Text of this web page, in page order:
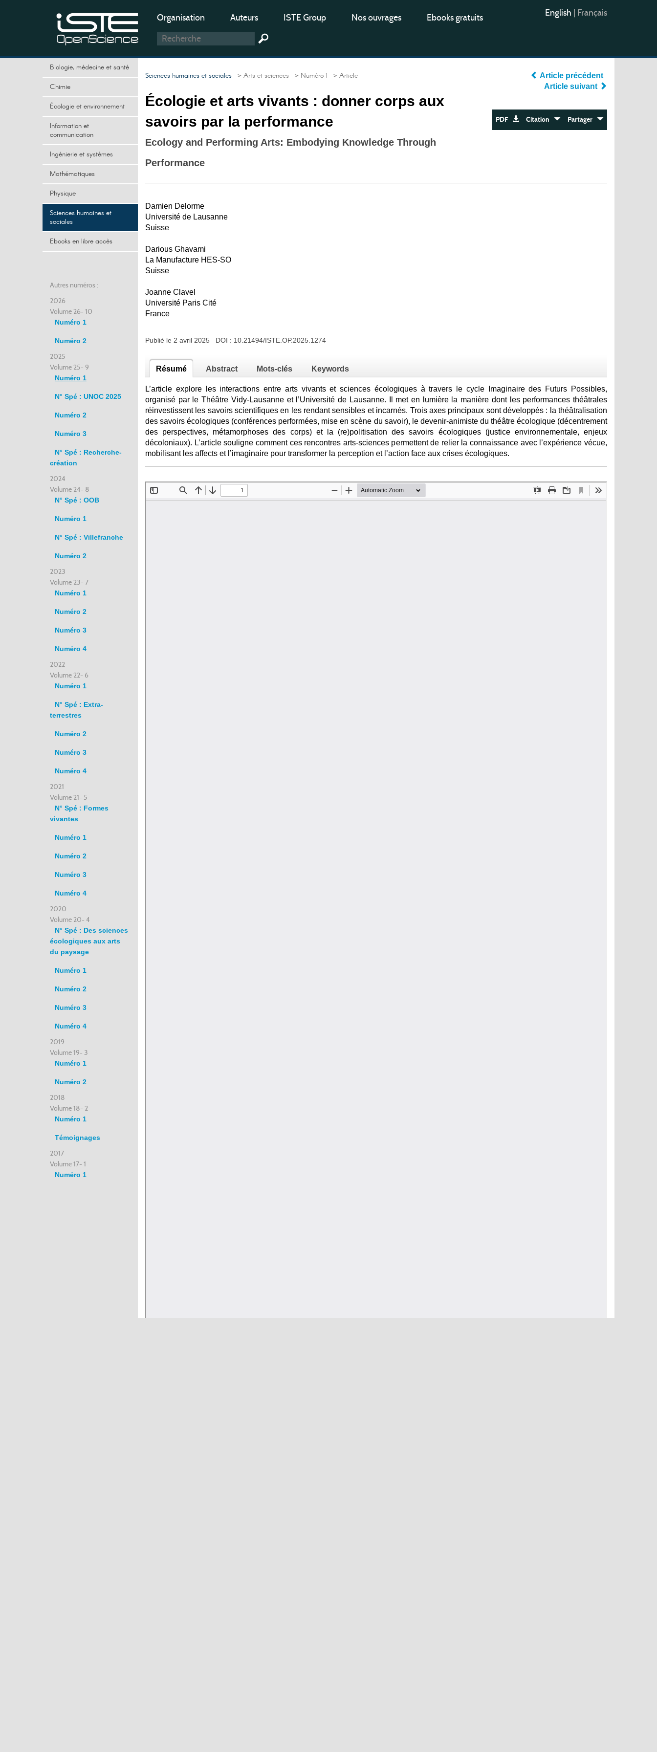
Organisation Auteurs ISTE Group Nos ouvrages Ebooks gratuits English Français
Biologie, médecine et santé
Chimie
Écologie et environnement
Information et
communication
Ingénierie et systèmes
Mathématiques
Physique
Sciences humaines et
sociales
Ebooks en libre accès
Autres numéros :
2026
Volume 26- 10
Numéro 1
Numéro 2
2025
Volume 25- 9
Numéro 1
N° Spé : UNOC 2025
Numéro 2
Numéro 3
N° Spé : Recherche-
création
2024
Volume 24- 8
N° Spé : OOB
Numéro 1
N° Spé : Villefranche
Numéro 2
2023
Volume 23- 7
Numéro 1
Numéro 2
Numéro 3
Numéro 4
2022
Volume 22- 6
Numéro 1
N° Spé : Extra-
terrestres
Numéro 2
Numéro 3
Numéro 4
2021
Volume 21- 5
N° Spé : Formes
vivantes
Numéro 1
Numéro 2
Numéro 3
Numéro 4
2020
Volume 20- 4
N° Spé : Des sciences
écologiques aux arts
du paysage
Numéro 1
Numéro 2
Numéro 3
Numéro 4
2019
Volume 19- 3
Numéro 1
Numéro 2
2018
Volume 18- 2
Numéro 1
Témoignages
2017
Volume 17- 1
Numéro 1
Sciences humaines et sociales > Arts et sciences > Numéro 1 > Article
Écologie et arts vivants : donner corps aux
savoirs par la performance
Ecology and Performing Arts: Embodying Knowledge Through
Performance
Article précédent
Article suivant
PDF Citation Partager
Damien Delorme
Université de Lausanne
Suisse
Darious Ghavami
La Manufacture HES-SO
Suisse
Joanne Clavel
Université Paris Cité
France
Publié le 2 avril 2025 DOI : 10.21494/ISTE.OP.2025.1274
Résumé Abstract Mots-clés Keywords
L’article explore les interactions entre arts vivants et sciences écologiques à travers le cycle Imaginaire des Futurs Possibles,
organisé par le Théâtre Vidy-Lausanne et l’Université de Lausanne. Il met en lumière la manière dont les performances théâtrales
réinvestissent les savoirs scientifiques en les rendant sensibles et incarnés. Trois axes principaux sont développés : la théâtralisation
des savoirs écologiques (conférences performées, mise en scène du savoir), le devenir-animiste du théâtre écologique (décentrement
des perspectives, métamorphoses des corps) et la (re)politisation des savoirs écologiques (justice environnementale, enjeux
décoloniaux). L’article souligne comment ces rencontres arts-sciences permettent de relier la connaissance avec l’expérience vécue,
mobilisant les affects et l’imaginaire pour transformer la perception et l’action face aux crises écologiques.